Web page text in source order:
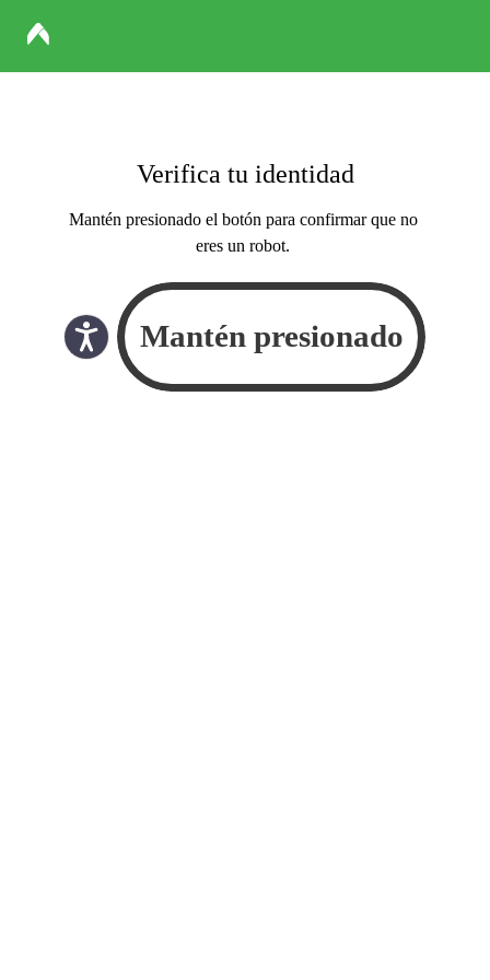
Verifica tu identidad
Mantén presionado el botón para confirmar que no
eres un robot.